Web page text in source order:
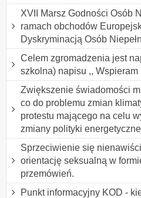
XVII Marsz Godności Osób
ramach obchodów
Dyskryminacją Osób
Celem zgromadzenia jest
szkolna) napisu ,,
Zwiększenie świadomości
co do problemu zmian
protestu mającego na celu
zmiany polityki
Sprzeciwienie się
orientację seksualną w
przemówień.
Punkt informacyjny KOD -